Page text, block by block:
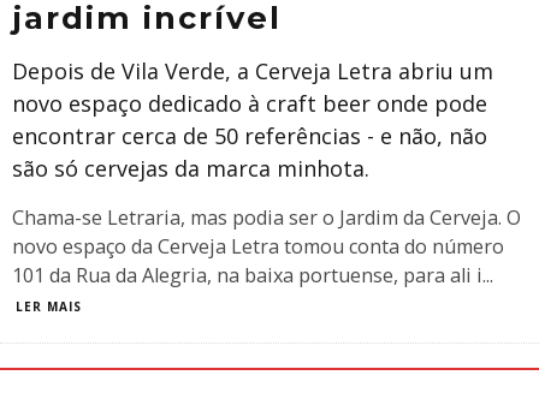
jardim incrível
Depois de Vila Verde, a Cerveja Letra abriu um
novo espaço dedicado à craft beer onde pode
encontrar cerca de 50 referências - e não, não
são só cervejas da marca minhota.
Chama-se Letraria, mas podia ser o Jardim da Cerveja. O
novo espaço da Cerveja Letra tomou conta do número
101 da Rua da Alegria, na baixa portuense, para ali i...
LER MAIS